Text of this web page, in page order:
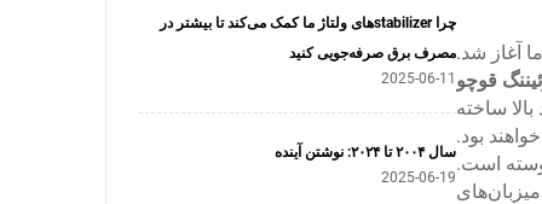
قوچو
ساخته
بود.
چرا stabilizerهای ولتاژ ما کمک می‌کند تا بیشتر در
مصرف برق صرفه‌جویی کنید
2025-06-11
سال ۲۰۰۴ تا ۲۰۲۴: نوشتن آینده
2025-06-19